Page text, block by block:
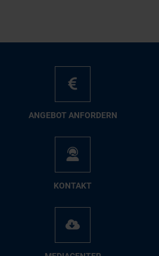
AN­GE­BOT AN­FOR­DERN
KON­TAKT